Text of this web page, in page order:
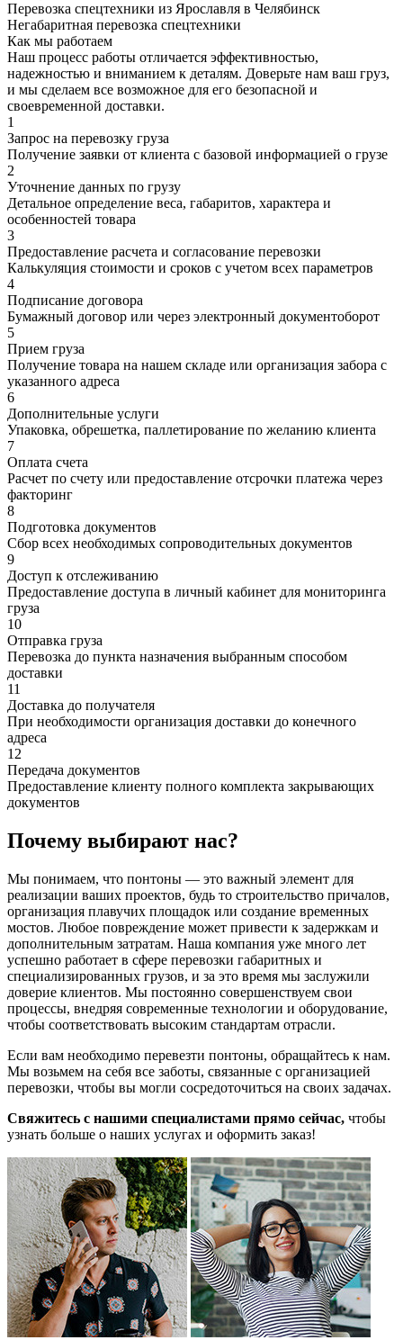
Перевозка спецтехники из Ярославля в Челябинск
Негабаритная перевозка спецтехники
Как мы работаем
Наш процесс работы отличается эффективностью,
надежностью и вниманием к деталям. Доверьте нам ваш груз,
и мы сделаем все возможное для его безопасной и
своевременной доставки.
1
Запрос на перевозку груза
Получение заявки от клиента с базовой информацией о грузе
2
Уточнение данных по грузу
Детальное определение веса, габаритов, характера и
особенностей товара
3
Предоставление расчета и согласование перевозки
Калькуляция стоимости и сроков с учетом всех параметров
4
Подписание договора
Бумажный договор или через электронный документоборот
5
Прием груза
Получение товара на нашем складе или организация забора с
указанного адреса
6
Дополнительные услуги
Упаковка, обрешетка, паллетирование по желанию клиента
7
Оплата счета
Расчет по счету или предоставление отсрочки платежа через
факторинг
8
Подготовка документов
Сбор всех необходимых сопроводительных документов
9
Доступ к отслеживанию
Предоставление доступа в личный кабинет для мониторинга
груза
10
Отправка груза
Перевозка до пункта назначения выбранным способом
доставки
11
Доставка до получателя
При необходимости организация доставки до конечного
адреса
12
Передача документов
Предоставление клиенту полного комплекта закрывающих
документов
Почему выбирают нас?
Мы понимаем, что понтоны — это важный элемент для
реализации ваших проектов, будь то строительство причалов,
организация плавучих площадок или создание временных
мостов. Любое повреждение может привести к задержкам и
дополнительным затратам. Наша компания уже много лет
успешно работает в сфере перевозки габаритных и
специализированных грузов, и за это время мы заслужили
доверие клиентов. Мы постоянно совершенствуем свои
процессы, внедряя современные технологии и оборудование,
чтобы соответствовать высоким стандартам отрасли.
Если вам необходимо перевезти понтоны, обращайтесь к нам.
Мы возьмем на себя все заботы, связанные с организацией
перевозки, чтобы вы могли сосредоточиться на своих задачах.
Свяжитесь с нашими специалистами прямо сейчас, чтобы
узнать больше о наших услугах и оформить заказ!